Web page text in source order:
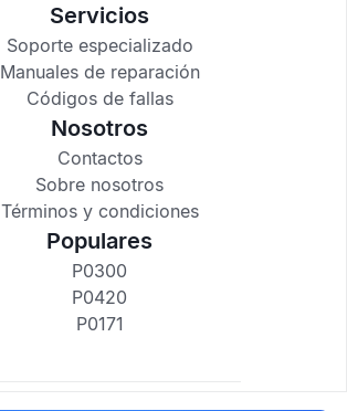
Servicios
Soporte especializado
Manuales de reparación
Códigos de fallas
Nosotros
Contactos
Sobre nosotros
Términos y condiciones
Populares
P0300
P0420
P0171